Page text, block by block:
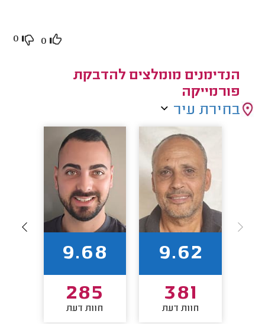
0
0
הנדימנים מומלצים להדבקת
פורמייקה
בחירת עיר
9.62
381
חוות דעת
9.68
285
חוות דעת